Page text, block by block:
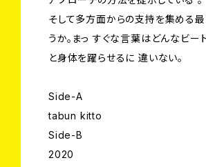
そして多方面からの支持を集める
うか。まっ すぐな言葉はどんなビ
と身体を躍らせるに 違いない。
Side-A
tabun kitto
Side-B
2020